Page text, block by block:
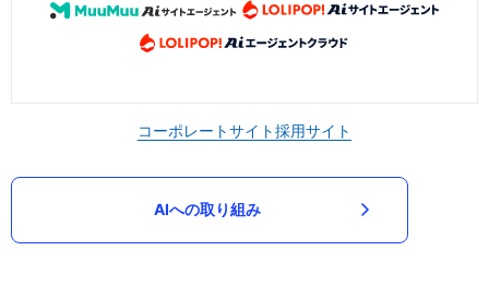
コーポレートサイト採用サイト
AIへの取り組み